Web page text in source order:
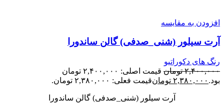
افزودن به مقایسه
آرت سیلور (شنی_صدفی) گالن ساندورا
رنگ های دکوراتیو
۲,۴۰۰,۰۰۰ تومان
قیمت اصلی: ۲,۴۰۰,۰۰۰ تومان
بود. ۲,۳۸۰,۰۰۰ تومانقیمت فعلی: ۲,۳۸۰,۰۰۰ تومان.
آرت سیلور (شنی_صدفی) گالن ساندورا